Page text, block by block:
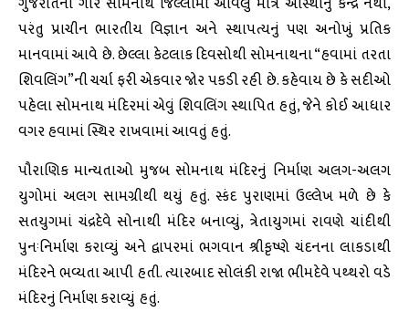
પરંતુ પ્રાચીન ભારતીય વિજ્ઞાન અને સ્થાપત્યનું પણ અનોખું પ્રતિક
માનવામાં આવે છે. છેલ્લા કેટલાક દિવસોથી સોમનાથના “હવામાં તરતા
શિવલિંગ”ની ચર્ચા ફરી એકવાર જોર પકડી રહી છે. કહેવાય છે કે સદીઓ
પહેલા સોમનાથ મંદિરમાં એવું શિવલિંગ સ્થાપિત હતું, જેને કોઈ આધાર
વગર હવામાં સ્થિર રાખવામાં આવતું હતું.
પૌરાણિક માન્યતાઓ મુજબ સોમનાથ મંદિરનું નિર્માણ અલગ-અલગ
યુગોમાં અલગ સામગ્રીથી થયું હતું. સ્કંદ પુરાણમાં ઉલ્લેખ મળે છે કે
સતયુગમાં ચંદ્રદેવે સોનાથી મંદિર બનાવ્યું, ત્રેતાયુગમાં રાવણે ચાંદીથી
પુનઃનિર્માણ કરાવ્યું અને દ્વાપરમાં ભગવાન શ્રીકૃષ્ણે ચંદનના લાકડાથી
મંદિરને ભવ્યતા આપી હતી. ત્યારબાદ સોલંકી રાજા ભીમદેવે પથ્થરો વડે
મંદિરનું નિર્માણ કરાવ્યું હતું.